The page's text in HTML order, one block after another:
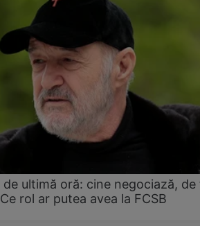
de ultimă oră: cine negociază,
rol ar putea avea la FCSB